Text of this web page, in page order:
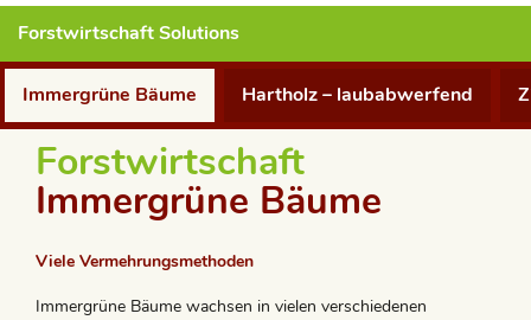
ForstwirtschaftSolutions
Immergrüne Bäume Hartholz – laubabwerfend
Forstwirtschaft
Immergrüne Bäume
Viele Vermehrungsmethoden
Immergrüne Bäume wachsen in vielen verschiedenen